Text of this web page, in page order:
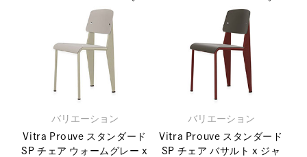
バリエーション
Vitra Prouve スタンダード
SP チェア ウォームグレー x
バリエーション
Vitra Prouve スタンダード
SP チェア バサルト x ジャ